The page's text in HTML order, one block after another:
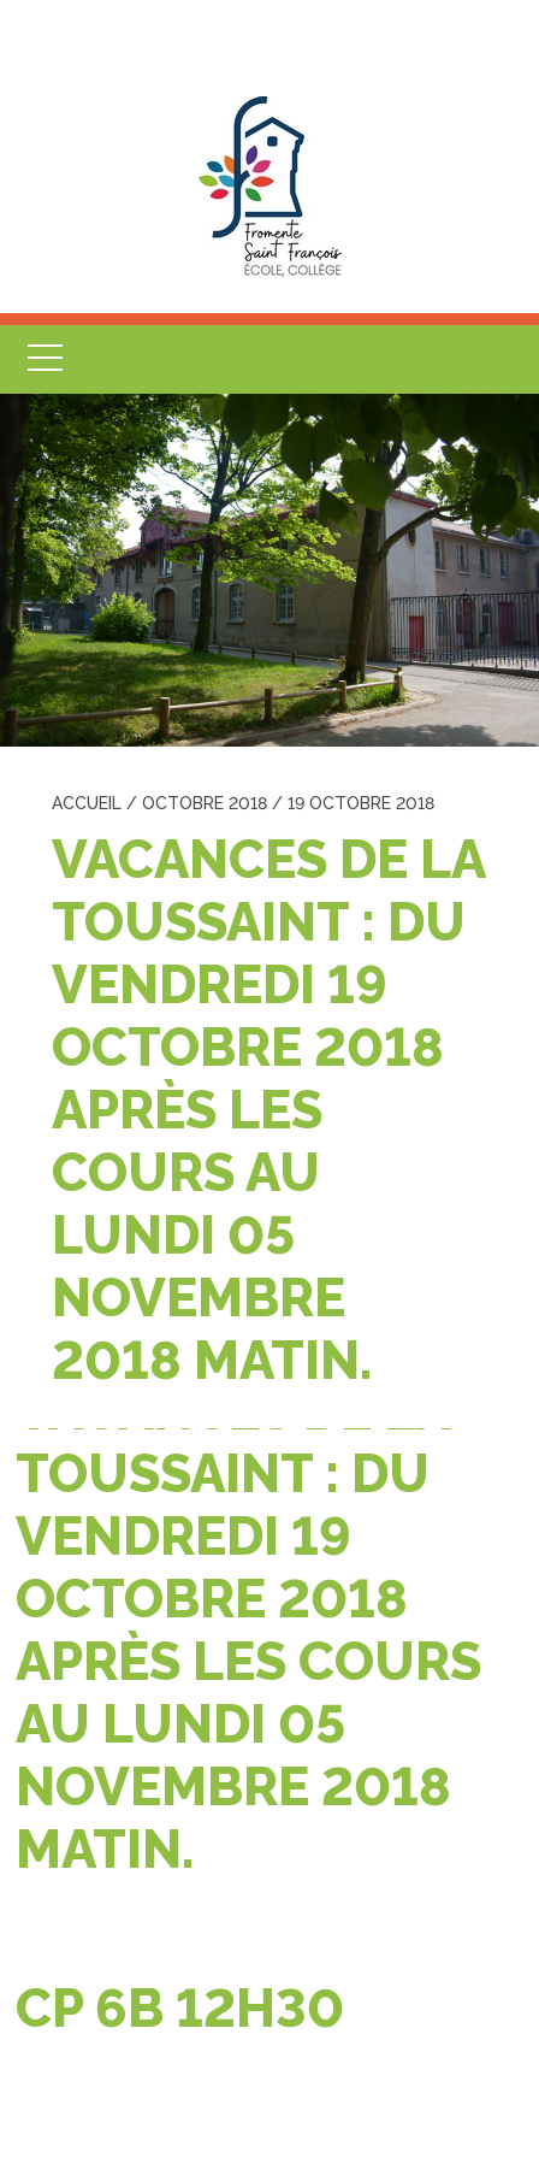
ACCUEIL /OCTOBRE 2018 /19 OCTOBRE 2018
VACANCES DE LA
TOUSSAINT : DU
VENDREDI 19
OCTOBRE 2018
APRÈS LES
COURS AU
LUNDI 05
NOVEMBRE
2018 MATIN.
TOUSSAINT : DU
VENDREDI 19
OCTOBRE 2018
APRÈS LES COURS
AU LUNDI 05
NOVEMBRE 2018
MATIN.
CP 6B 12H30